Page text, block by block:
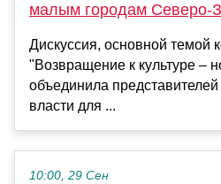
малым городам Северо-
Дискуссия, основной темой
"Возвращение к культуре –
объединила представителей
власти для ...
10:00, 29 Сен